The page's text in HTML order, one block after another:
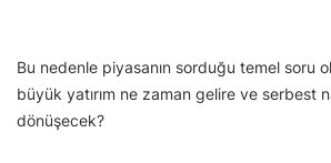
Bu nedenle piyasanın sorduğu temel soru
büyük yatırım ne zaman gelire ve serbest
dönüşecek?